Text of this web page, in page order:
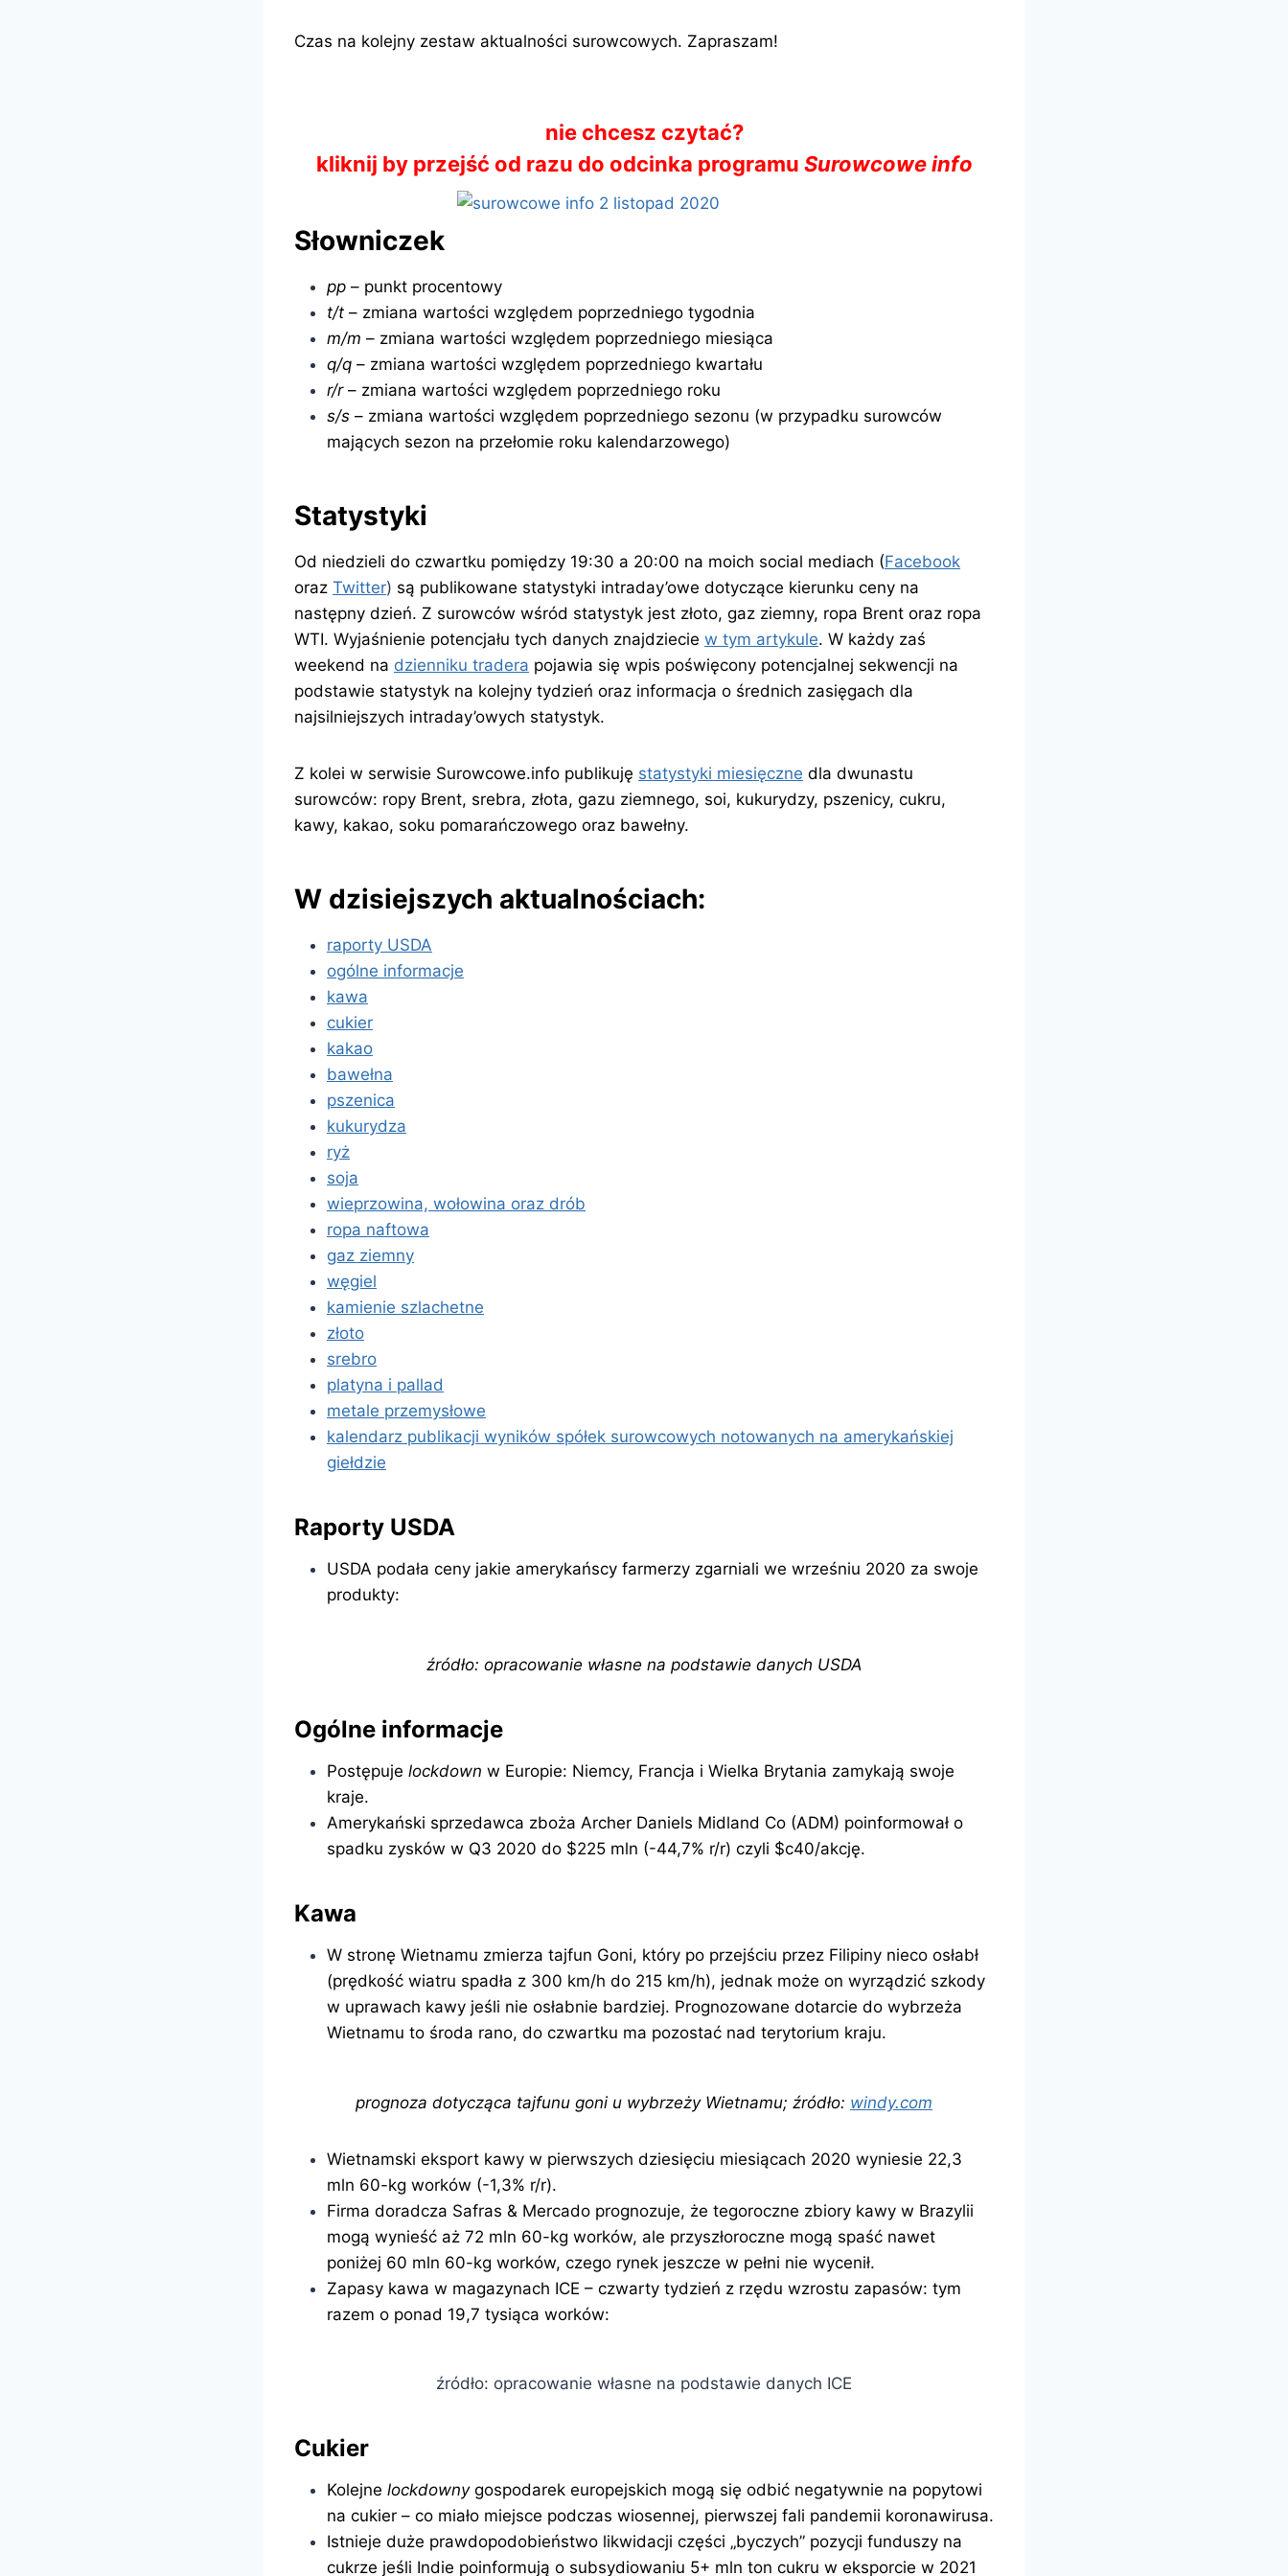
Czas na kolejny zestaw aktualności surowcowych. Zapraszam!
nie chcesz czytać?
kliknij by przejść od razu do odcinka programu Surowcowe info
Słowniczek
pp – punkt procentowy
t/t – zmiana wartości względem poprzedniego tygodnia
m/m – zmiana wartości względem poprzedniego miesiąca
q/q – zmiana wartości względem poprzedniego kwartału
r/r– zmiana wartości względem poprzedniego roku
s/s – zmiana wartości względem poprzedniego sezonu (w przypadku surowców
mających sezon na przełomie roku kalendarzowego)
Statystyki
Od niedzieli do czwartku pomiędzy 19:30 a 20:00 na moich social mediach (Facebook
oraz Twitter) są publikowane statystyki intraday’owe dotyczące kierunku ceny na
następny dzień. Z surowców wśród statystyk jest złoto, gaz ziemny, ropa Brent oraz ropa
WTI. Wyjaśnienie potencjału tych danych znajdziecie w tym artykule. W każdy zaś
weekend na dzienniku tradera pojawia się wpis poświęcony potencjalnej sekwencji na
podstawie statystyk na kolejny tydzień oraz informacja o średnich zasięgach dla
najsilniejszych intraday’owych statystyk.
Z kolei w serwisie Surowcowe.info publikuję statystyki miesięczne dla dwunastu
surowców: ropy Brent, srebra, złota, gazu ziemnego, soi, kukurydzy, pszenicy, cukru,
kawy, kakao, soku pomarańczowego oraz bawełny.
W dzisiejszych aktualnościach:
raporty USDA
ogólne informacje
kawa
cukier
kakao
bawełna
pszenica
kukurydza
ryż
soja
wieprzowina, wołowina oraz drób
ropa naftowa
gaz ziemny
węgiel
kamienie szlachetne
złoto
srebro
platyna i pallad
metale przemysłowe
kalendarz publikacji wyników spółek surowcowych notowanych na amerykańskiej
giełdzie
Raporty USDA
USDA podała ceny jakie amerykańscy farmerzy zgarniali we wrześniu 2020 za swoje
produkty:
źródło: opracowanie własne na podstawie danych USDA
Ogólne informacje
Postępuje lockdown w Europie: Niemcy, Francja i Wielka Brytania zamykają swoje
kraje.
Amerykański sprzedawca zboża Archer Daniels Midland Co (ADM) poinformował o
spadku zysków w Q3 2020 do $225 mln (-44,7% r/r) czyli $c40/akcję.
Kawa
W stronę Wietnamu zmierza tajfun Goni, który po przejściu przez Filipiny nieco osłabł
(prędkość wiatru spadła z 300 km/h do 215 km/h), jednak może on wyrządzić szkody
w uprawach kawy jeśli nie osłabnie bardziej. Prognozowane dotarcie do wybrzeża
Wietnamu to środa rano, do czwartku ma pozostać nad terytorium kraju.
prognoza dotycząca tajfunu goni u wybrzeży Wietnamu; źródło: windy.com
Wietnamski eksport kawy w pierwszych dziesięciu miesiącach 2020 wyniesie 22,3
mln 60-kg worków (-1,3% r/r).
Firma doradcza Safras & Mercado prognozuje, że tegoroczne zbiory kawy w Brazylii
mogą wynieść aż 72 mln 60-kg worków, ale przyszłoroczne mogą spaść nawet
poniżej 60 mln 60-kg worków, czego rynek jeszcze w pełni nie wycenił.
Zapasy kawa w magazynach ICE – czwarty tydzień z rzędu wzrostu zapasów: tym
razem o ponad 19,7 tysiąca worków:
źródło: opracowanie własne na podstawie danych ICE
Cukier
Kolejne lockdownygospodarek europejskich mogą się odbić negatywnie na popytowi
na cukier – co miało miejsce podczas wiosennej, pierwszej fali pandemii koronawirusa.
Istnieje duże prawdopodobieństwo likwidacji części „byczych” pozycji funduszy na
cukrze jeśli Indie poinformują o subsydiowaniu 5+ mln ton cukru w eksporcie w 2021